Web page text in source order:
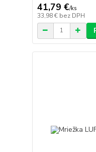
41,79 €/ks
33,98 € bez DPH